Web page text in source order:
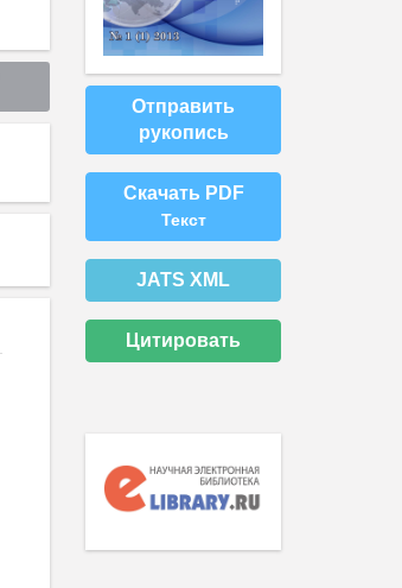
Отправить
рукопись
Скачать PDF
Текст
JATS XML
Цитировать